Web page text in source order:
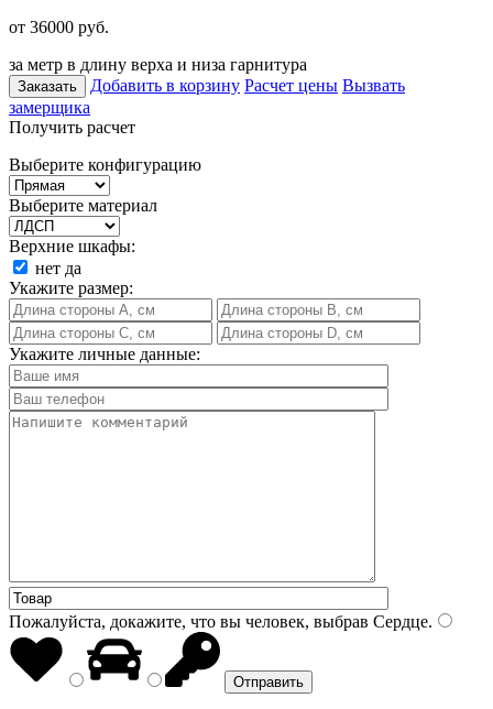
от 36000 руб.
за метр в длину верха и низа гарнитура
Заказать Добавить в корзину Расчет цены Вызвать
замерщика
Получить расчет
Выберите конфигурацию
Выберите материал
Верхние шкафы:
нет да
Укажите размер:
Укажите личные данные:
Пожалуйста, докажите, что вы человек, выбрав Сердце.